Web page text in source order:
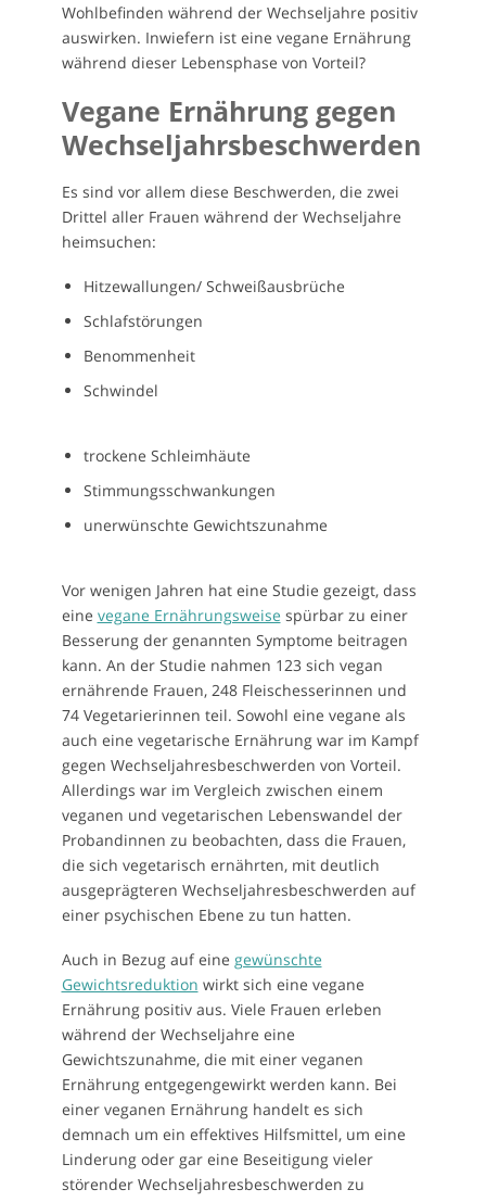
Wohlbefinden während der Wechseljahre positiv
auswirken. Inwiefern ist eine vegane Ernährung
während dieser Lebensphase von Vorteil?
Vegane Ernährung gegen
Wechseljahrsbeschwerden
Es sind vor allem diese Beschwerden, die zwei
Drittel aller Frauen während der Wechseljahre
heimsuchen:
Hitzewallungen/ Schweißausbrüche
Schlafstörungen
Benommenheit
Schwindel
trockene Schleimhäute
Stimmungsschwankungen
unerwünschte Gewichtszunahme
Vor wenigen Jahren hat eine Studie gezeigt, dass
eine vegane Ernährungsweise spürbar zu einer
Besserung der genannten Symptome beitragen
kann. An der Studie nahmen 123 sich vegan
ernährende Frauen, 248 Fleischesserinnen und
74 Vegetarierinnen teil. Sowohl eine vegane als
auch eine vegetarische Ernährung war im Kampf
gegen Wechseljahresbeschwerden von Vorteil.
Allerdings war im Vergleich zwischen einem
veganen und vegetarischen Lebenswandel der
Probandinnen zu beobachten, dass die Frauen,
die sich vegetarisch ernährten, mit deutlich
ausgeprägteren Wechseljahresbeschwerden auf
einer psychischen Ebene zu tun hatten.
Auch in Bezug auf eine gewünschte
Gewichtsreduktion wirkt sich eine vegane
Ernährung positiv aus. Viele Frauen erleben
während der Wechseljahre eine
Gewichtszunahme, die mit einer veganen
Ernährung entgegengewirkt werden kann. Bei
einer veganen Ernährung handelt es sich
demnach um ein effektives Hilfsmittel, um eine
Linderung oder gar eine Beseitigung vieler
störender Wechseljahresbeschwerden zu